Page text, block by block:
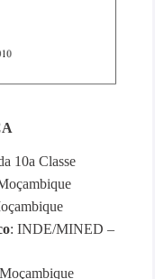
10a Classe
: INDE/MINED –